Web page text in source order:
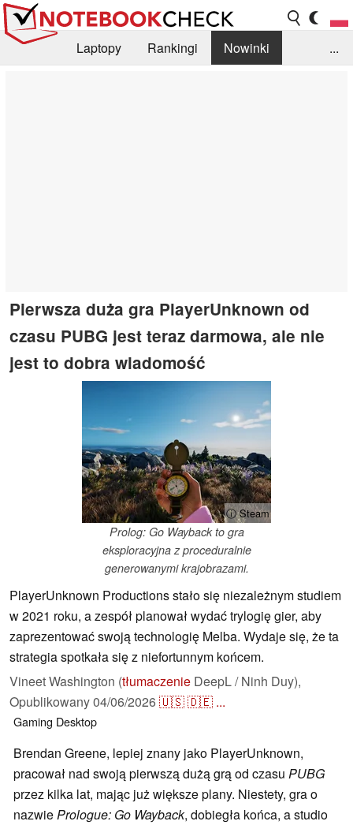
Laptopy Rankingi
Nowinki
...
Pierwsza duża gra PlayerUnknown od
czasu PUBG jest teraz darmowa, ale nie
jest to dobra wiadomość
ⓘ Steam
Prolog: Go Wayback to gra
eksploracyjna z proceduralnie
generowanymi krajobrazami.
PlayerUnknown Productions stało się niezależnym studiem
w 2021 roku, a zespół planował wydać trylogię gier, aby
zaprezentować swoją technologię Melba. Wydaje się, że ta
strategia spotkała się z niefortunnym końcem.
Vineet Washington (tłumaczenie DeepL / Ninh Duy),
Opublikowany04/06/2026🇺🇸🇩🇪 ...
Gaming Desktop
Brendan Greene, lepiej znany jako PlayerUnknown,
pracował nad swoją pierwszą dużą grą od czasu PUBG
przez kilka lat, mając już większe plany. Niestety, gra o
nazwiePrologue: Go Wayback, dobiegła końca, a studio